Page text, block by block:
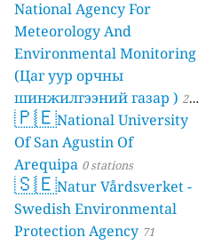
National Agency For
Meteorology And
Environmental Monitoring
(Цаг уур орчны
шинжилгээний газар ) 21
stations
🇵🇪National University
Of San Agustin Of
Arequipa 0 stations
🇸🇪Natur Vårdsverket -
Swedish Environmental
Protection Agency 71